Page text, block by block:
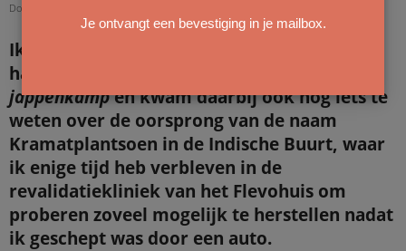
Door
Ik had een gesprek met Claudia Biegel over
haar boek
jappenkampen kwam daarbij ook nog iets te
weten over de oorsprong van de naam
Kramatplantsoen in de Indische Buurt, waar
ik enige tijd heb verbleven in de
revalidatiekliniek van het Flevohuis om
proberen zoveel mogelijk te herstellen nadat
ik geschept was door een auto.
Je ontvangt een bevestiging in je mailbox.